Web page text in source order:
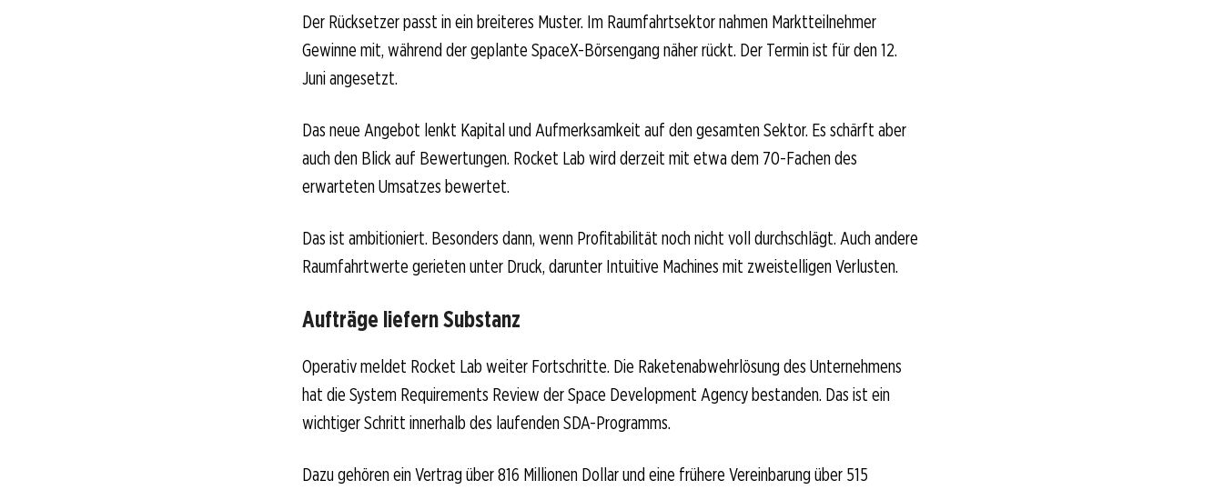
Der Rücksetzer passt in ein breiteres Muster. Im Raumfahrtsektor nahmen Marktteilnehmer
Gewinne mit, während der geplante SpaceX-Börsengang näher rückt. Der Termin ist für den 12.
Juni angesetzt.
Das neue Angebot lenkt Kapital und Aufmerksamkeit auf den gesamten Sektor. Es schärft aber
auch den Blick auf Bewertungen. Rocket Lab wird derzeit mit etwa dem 70-Fachen des
erwarteten Umsatzes bewertet.
Das ist ambitioniert. Besonders dann, wenn Profitabilität noch nicht voll durchschlägt. Auch andere
Raumfahrtwerte gerieten unter Druck, darunter Intuitive Machines mit zweistelligen Verlusten.
Aufträge liefern Substanz
Operativ meldet Rocket Lab weiter Fortschritte. Die Raketenabwehrlösung des Unternehmens
hat die System Requirements Review der Space Development Agency bestanden. Das ist ein
wichtiger Schritt innerhalb des laufenden SDA-Programms.
Dazu gehören ein Vertrag über 816 Millionen Dollar und eine frühere Vereinbarung über 515